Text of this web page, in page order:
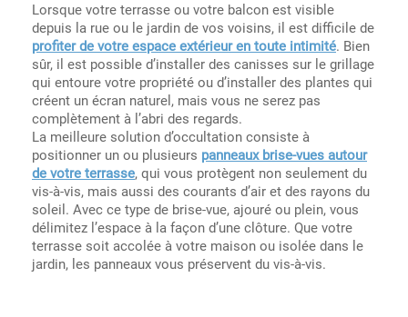
Lorsque votre terrasse ou votre balcon est visible
depuis la rue ou le jardin de vos voisins, il est difficile de
profiter de votre espace extérieur en toute intimité. Bien
sûr, il est possible d’installer des canisses sur le grillage
qui entoure votre propriété ou d’installer des plantes qui
créent un écran naturel, mais vous ne serez pas
complètement à l’abri des regards.
La meilleure solution d’occultation consiste à
positionner un ou plusieurs panneaux brise-vues autour
de votre terrasse, qui vous protègent non seulement du
vis-à-vis, mais aussi des courants d’air et des rayons du
soleil. Avec ce type de brise-vue, ajouré ou plein, vous
délimitez l’espace à la façon d’une clôture. Que votre
terrasse soit accolée à votre maison ou isolée dans le
jardin, les panneaux vous préservent du vis-à-vis.